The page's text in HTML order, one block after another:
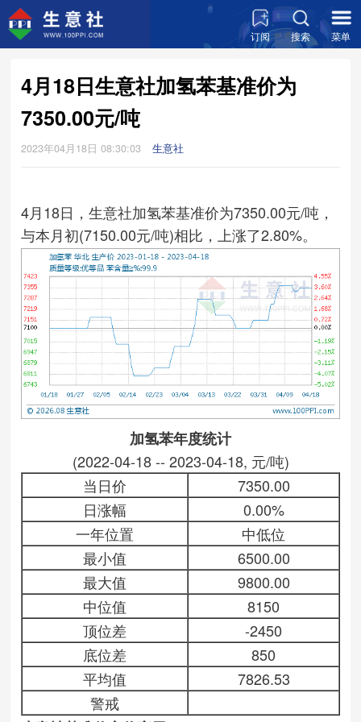
订阅 搜索 菜单
4月18日生意社加氢苯基准价为
7350.00元/吨
2023年04月18日 08:30:03 生意社
4月18日，生意社加氢苯基准价为7350.00元/吨，
与本月初(7150.00元/吨)相比，上涨了2.80%。
加氢苯年度统计
(2022-04-18 -- 2023-04-18, 元/吨)
当日价
7350.00
日涨幅
0.00%
一年位置
中低位
最小值
6500.00
最大值
9800.00
中位值
8150
顶位差
-2450
底位差
850
平均值
7826.53
警戒